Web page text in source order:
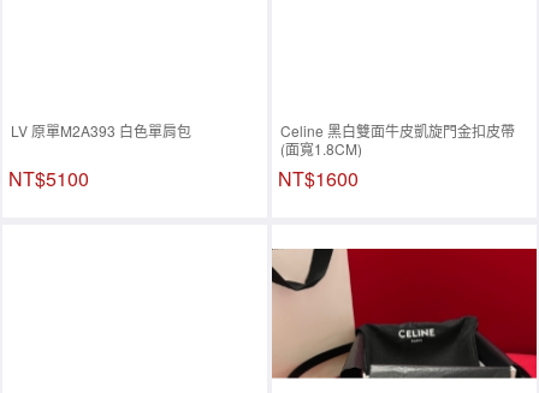
LV 原單M2A393 白色單肩包
NT$5100
Celine 黑白雙面牛皮凱旋門金扣皮帶
(面寬1.8CM)
NT$1600